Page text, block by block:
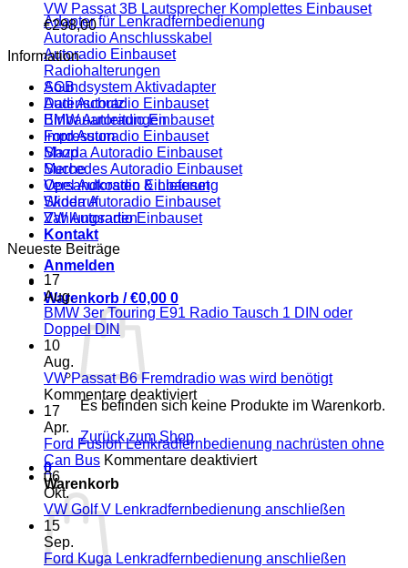
Adapter für Lenkradfernbedienung
Autoradio Anschlusskabel
Autoradio Einbauset
Radiohalterungen
Soundsystem Aktivadapter
Audi Autoradio Einbauset
BMW Autoradio Einbauset
Ford Autoradio Einbauset
Mazda Autoradio Einbauset
Mercedes Autoradio Einbauset
Opel Autoradio Einbauset
Skoda Autoradio Einbauset
VW Autoradio Einbauset
Kontakt
Anmelden
Warenkorb /€0,00 0
Es befinden sich keine Produkte im Warenkorb.
Zurück zum Shop
0
Warenkorb
VW Passat 3B Lautsprecher Komplettes Einbauset
€298,00
Information
AGB
Datenschutz
Einbauanleitungen
Impressum
Shop
Suche
Versandkosten & Lieferung
Widerruf
Zahlungsarten
Neueste Beiträge
17
Aug.
BMW 3er Touring E91 Radio Tausch 1 DIN oder
Doppel DIN Keine
BMW
3er
Touring
Radio
Tausch
oder
10
Aug.
VW Passat B6 Fremdradio was wird benötigt
Kommentare deaktiviertfür
VW
B6
Fremdradio
benötigt
17
Apr.
Ford Fusion Lenkradfernbedienung nachrüsten ohne
Can Bus Kommentare deaktiviertfür
Lenkradfernbedienung
Can
06
Okt.
VW Golf V Lenkradfernbedienung anschließen
VW
15
Sep.
Ford Kuga Lenkradfernbedienung anschließen